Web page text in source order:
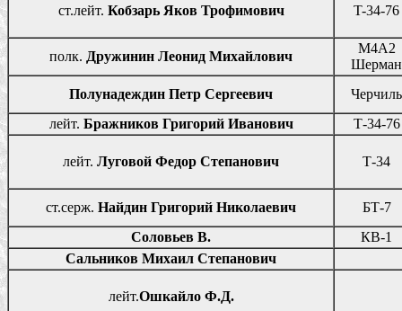
ст.лейт. Кобзарь Яков Трофимович T-34-76
полк. Дружинин Леонид Михайлович
М4А2
Шерман
Полунадеждин Петр Сергеевич
Черчиль
лейт. Бражников Григорий Иванович Т-34-76
лейт. Луговой Федор Степанович Т-34
ст.серж. Найдин Григорий Николаевич
БТ-7
Соловьев В.
КВ-1
Сальников Михаил Степанович
лейт.Ошкайло Ф.Д.